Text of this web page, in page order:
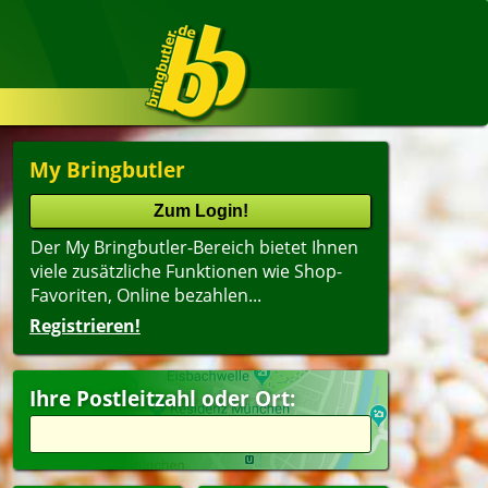
My Bringbutler
Der My Bringbutler-Bereich bietet Ihnen
viele zusätzliche Funktionen wie Shop-
Favoriten, Online bezahlen...
Registrieren!
Ihre Postleitzahl oder Ort: